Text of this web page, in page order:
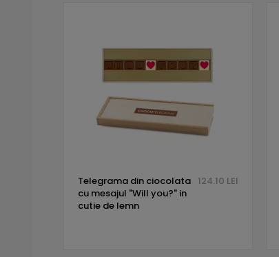
Telegrama din ciocolata
cu mesajul "Will you?" in
cutie de lemn
124.10 LEI